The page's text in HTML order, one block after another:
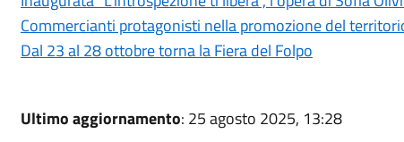
Commercianti protagonisti nella promozione del
Dal 23 al 28 ottobre torna la Fiera del Folpo
Ultimo aggiornamento: 25 agosto 2025, 13:28